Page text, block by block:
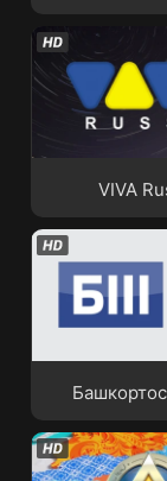
VIVA Russia
VIVA